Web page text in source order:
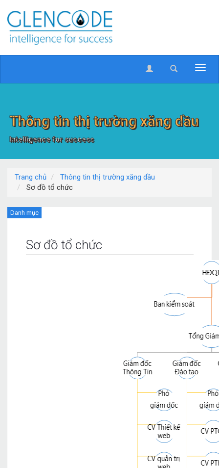
Thông tin thị trường xăng dầu
Intelligence for success
Trang chủ
Thông tin thị trường xăng dầu
Sơ đồ tổ chức
Danh mục
Sơ đồ tổ chức